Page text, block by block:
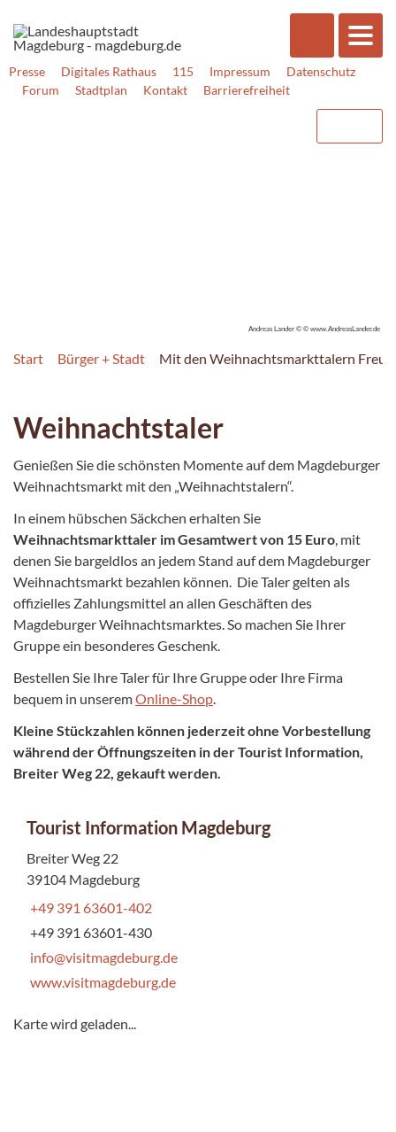
Presse Digitales Rathaus 115 Impressum
Datenschutz
Forum
Stadtplan Kontakt Barrierefreiheit
Andreas Lander © © www.AndreasLander.de
Start Bürger + Stadt Mit den Weihnachtsmarkttalern
Weihnachtstaler
Genießen Sie die schönsten Momente auf dem Magdeburger
Weihnachtsmarkt mit den „Weihnachtstalern“.
In einem hübschen Säckchen erhalten Sie
Weihnachtsmarkttaler im Gesamtwert von 15 Euro , mit
denen Sie bargeldlos an jedem Stand auf dem Magdeburger
Weihnachtsmarkt bezahlen können. Die Taler gelten als
offizielles Zahlungsmittel an allen Geschäften des
Magdeburger Weihnachtsmarktes. So machen Sie Ihrer
Gruppe ein besonderes Geschenk.
Bestellen Sie Ihre Taler für Ihre Gruppe oder Ihre Firma
bequem in unseremOnline-Shop
Kleine Stückzahlen können jederzeit ohne Vorbestellung
während der Öffnungszeiten in der Tourist Information,
Breiter Weg 22, gekauft werden.
Tourist Information Magdeburg
Breiter Weg 22
39104 Magdeburg
+49 391 63601-402
+49 391 63601-430
info@visitmagdeburg.de
www.visitmagdeburg.de
Karte wird geladen...